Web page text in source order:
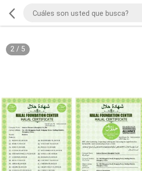
2/ 5